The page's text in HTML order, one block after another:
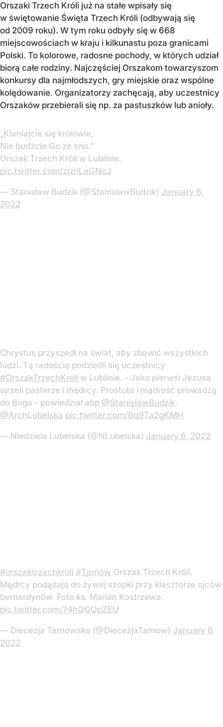
Orszaki Trzech Króli już na stałe wpisały się
w świętowanie Święta Trzech Króli (odbywają się
od 2009 roku). W tym roku odbyły się w 668
miejscowościach w kraju i kilkunastu poza granicami
Polski. To kolorowe, radosne pochody, w których udział
biorą całe rodziny. Najczęściej Orszakom towarzyszom
konkursy dla najmłodszych, gry miejskie oraz wspólne
kolędowanie. Organizatorzy zachęcają, aby uczestnicy
Orszaków przebierali się np. za pastuszków lub anioły.
„Kłaniajcie się królowie,
Nie budźcie Go ze snu.”
Orszak Trzech Króli w Lublinie.
pic.twitter.com/zjznLaGNcJ
— Stanisław Budzik (@StanislawBudzik) January 6,
2022
Chrystus przyszedł na świat, aby zbawić wszystkich
ludzi. Tą radością podzielili się uczestnicy
#OrszakTrzechKróli w Lublinie. - Jako pierwsi Jezusa
ujrzeli pasterze i mędrcy. Prostota i mądrość prowadzą
do Boga - powiedział abp @StanislawBudzik.
@ArchLubelska pic.twitter.com/Bq9Ta2gKMH
— Niedziela Lubelska (@NLubelska) January 6, 2022
#orszaktrzechkróli #Tarnów Orszak Trzech Króli.
Mędrcy podążają do żywej szopki przy klasztorze ojców
bernardynów. Foto ks. Marian Kostrzewa.
pic.twitter.com/74hQOQpZEU
— Diecezja Tarnowska (@DiecezjaTarnow) January 6,
2022